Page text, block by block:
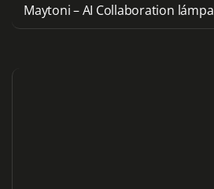
Maytoni – AI Collaboration lámpa